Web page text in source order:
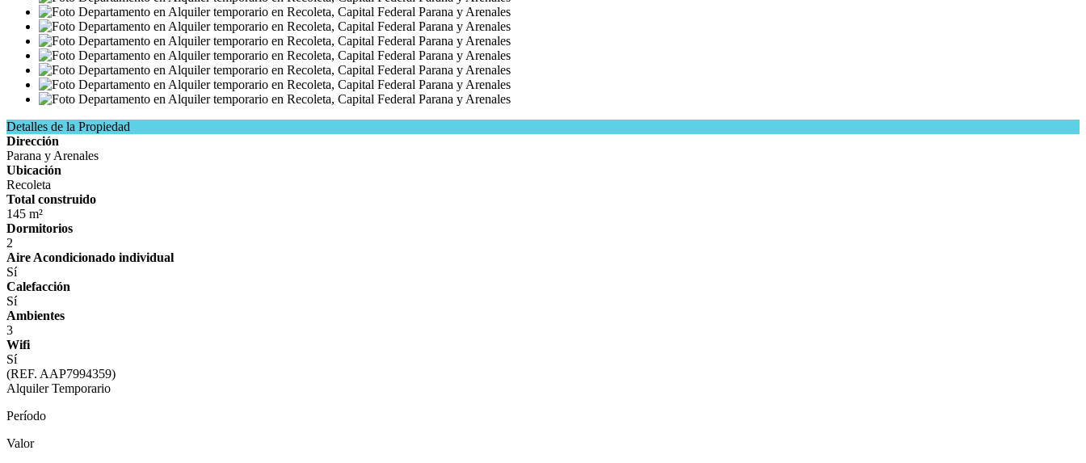
Detalles de la Propiedad
Dirección
Parana y Arenales
Ubicación
Recoleta
Total construido
145 m²
Dormitorios
2
Aire Acondicionado individual
Sí
Calefacción
Sí
Ambientes
3
Wifi
Sí
(REF. AAP7994359)
Alquiler Temporario
Período
Valor